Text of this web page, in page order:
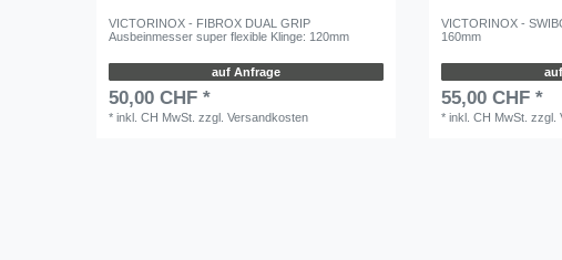
VICTORINOX - FIBROX DUAL GRIP
Ausbeinmesser super flexible Klinge: 120mm
auf Anfrage
50,00 CHF *
*inkl. CH MwSt. zzgl.Versandkosten
VICTORINOX -
160mm
55,00 CHF *
*inkl. CH MwSt. zzgl.